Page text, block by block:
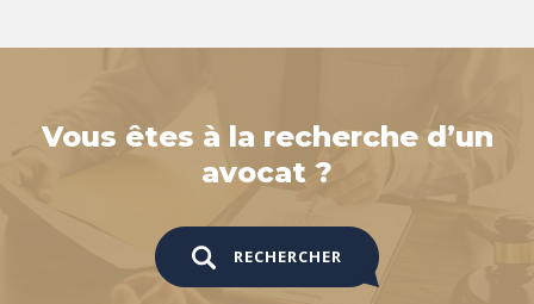
Vous êtes à la recherche d’un
avocat ?
RECHERCHER